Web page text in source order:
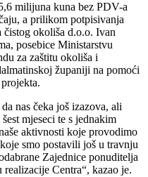
milijuna kuna bez PDV-a
a prilikom potpisivanja
okoliša d.o.o. Ivan
posebice Ministarstvu
za zaštitu okoliša i
županiji na pomoći
nas čeka još izazova, ali
mjeseci te s jednakim
aktivnosti koje provodimo
smo postavili još u travnju
Zajednice ponuditelja
Centra“, kazao je.